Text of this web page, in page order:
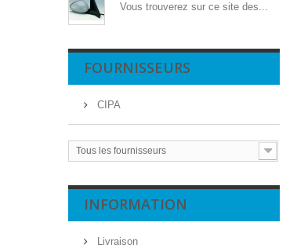
Vous trouverez sur ce site des...
FOURNISSEURS
CIPA
Tous les fournisseurs
INFORMATION
Livraison